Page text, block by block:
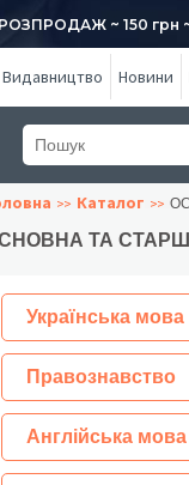
РОЗПРОДАЖ ~ 150 грн
Видавництво Новини
Каталог
ТА
Українська мова
Правознавство
Англійська мова